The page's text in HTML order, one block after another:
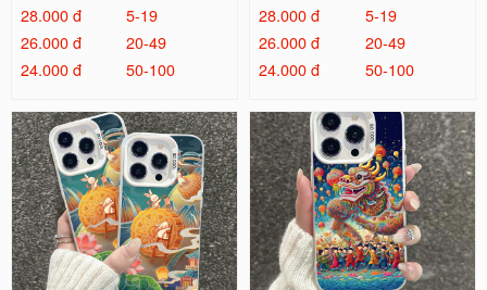
28.000 đ
5-19
26.000 đ
20-49
24.000 đ
50-100
28.000 đ
5-19
26.000 đ
20-49
24.000 đ
50-100